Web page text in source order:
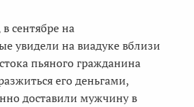
сентябре на
увидели на виадуке вблизи
пьяного гражданина
его деньгами,
доставили мужчину в